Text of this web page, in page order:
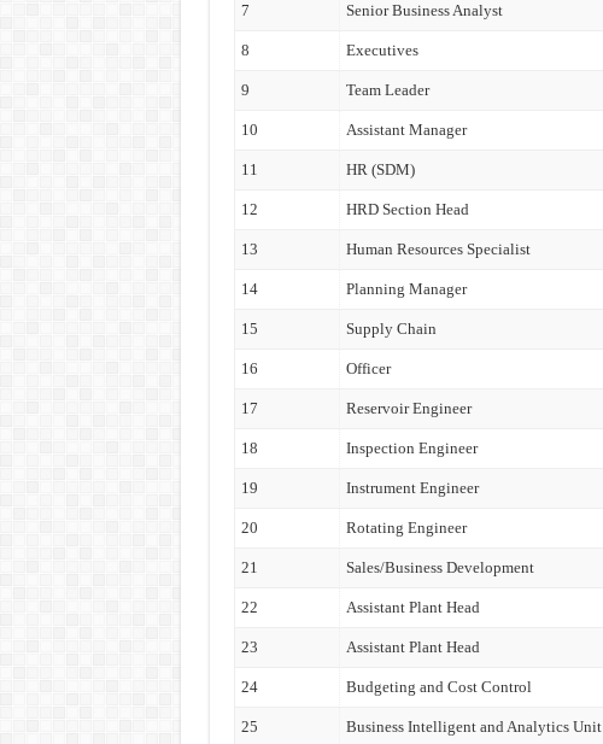
7 Senior Business Analyst
8 Executives
9 Team Leader
10 Assistant Manager
11 HR (SDM)
12 HRD Section Head
13 Human Resources Specialist
14 Planning Manager
15 Supply Chain
16 Officer
17 Reservoir Engineer
18 Inspection Engineer
19 Instrument Engineer
20 Rotating Engineer
21 Sales/Business Development
22 Assistant Plant Head
23 Assistant Plant Head
24 Budgeting and Cost Control
25 Business Intelligent and Analytics Unit